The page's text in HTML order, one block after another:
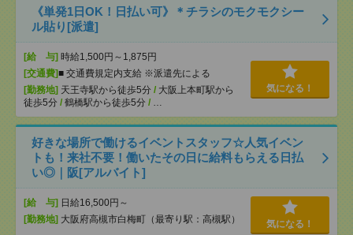
《単発1日OK！日払い可》＊チラシのモクモクシー
ル貼り[派遣]
[給 与] 時給1,500円～1,875円
[交通費]■ 交通費規定内支給 ※派遣先による
[勤務地] 天王寺駅から徒歩5分 / 大阪上本町駅から
徒歩5分 / 鶴橋駅から徒歩5分 / …
気になる！
好きな場所で働けるイベントスタッフ☆人気イベン
トも！来社不要！働いたその日に給料もらえる日払
い◎｜阪[アルバイト]
[給 与] 日給16,500円～
[勤務地] 大阪府高槻市白梅町（最寄り駅：高槻駅） 気になる！